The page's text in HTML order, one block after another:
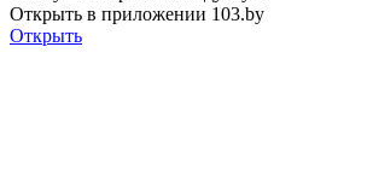
Открыть в приложении 103.by
Открыть